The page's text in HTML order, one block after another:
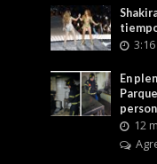
En
12